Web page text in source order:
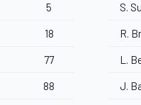
5 S.
18 R.
77 L.
88 J.